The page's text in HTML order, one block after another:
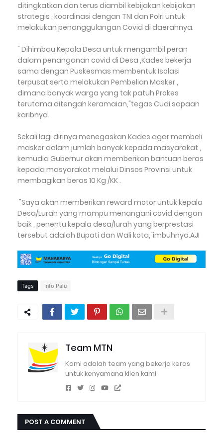
ditingkatkan dan terus diambil kebijakan kebijakan
strategis , koordinasi dengan TNI dan Polri untuk
melakukan penanggulangan Covid di daerahnya.
" Dihimbau Kepala Desa untuk mengambil peran
dalam penanganan covid di Desa ,Kades bekerja
sama dengan Puskesmas membentuk Isolasi
terpusat serta melakukan Pembelian Masker ,
dimana banyak warga yang tak patuh Prokes
terutama ditengah keramaian,"tegas Cudi sapaan
karibnya.
Sekali lagi dirinya menegaskan Kades agar membeli
masker dalam jumlah banyak kepada masyarakat ,
kemudia Gubernur akan memberikan bantuan beras
kepada masyarakat melalui Dinsos Provinsi untuk
membagikan beras 10 Kg /KK .
"Saya akan memberikan reward motor untuk kepala
Desa/Lurah yang mampu menangani covid dengan
baik , penentu kepala desa/lurah yang berprestasi
tersebut adalah Bupati dan Wali kota,"imbuhnya.AJI
Tags Info Palu
Team MTN
Kami adalah team yang bekerja keras
untuk kenyamana klien kami
POST A COMMENT